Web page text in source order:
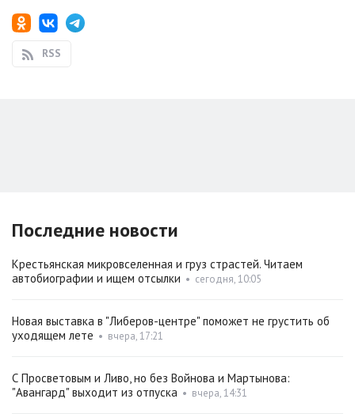
RSS
Последние новости
Крестьянская микровселенная и груз страстей. Читаем
автобиографии и ищем отсылки • сегодня, 10:05
Новая выставка в "Либеров-центре" поможет не грустить об
уходящем лете • вчера, 17:21
С Просветовым и Ливо, но без Войнова и Мартынова:
"Авангард" выходит из отпуска • вчера, 14:31